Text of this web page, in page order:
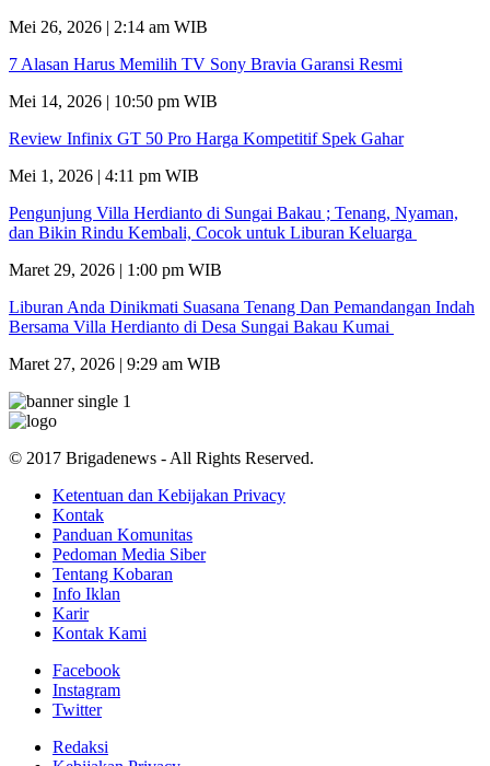
Mei 26, 2026 | 2:14 am WIB
7 Alasan Harus Memilih TV Sony Bravia Garansi Resmi
Mei 14, 2026 | 10:50 pm WIB
Review Infinix GT 50 Pro Harga Kompetitif Spek Gahar
Mei 1, 2026 | 4:11 pm WIB
Pengunjung Villa Herdianto di Sungai Bakau ; Tenang, Nyaman,
dan Bikin Rindu Kembali, Cocok untuk Liburan Keluarga
Maret 29, 2026 | 1:00 pm WIB
Liburan Anda Dinikmati Suasana Tenang Dan Pemandangan Indah
Bersama Villa Herdianto di Desa Sungai Bakau Kumai
Maret 27, 2026 | 9:29 am WIB
© 2017 Brigadenews - All Rights Reserved.
Ketentuan dan Kebijakan Privacy
Kontak
Panduan Komunitas
Pedoman Media Siber
Tentang Kobaran
Info Iklan
Karir
Kontak Kami
Facebook
Instagram
Twitter
Redaksi